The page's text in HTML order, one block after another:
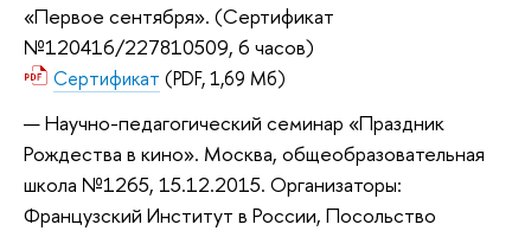
«Первое сентября». (Сертификат
№120416/227810509, 6 часов)
Сертификат (PDF, 1,69 Мб)
Научно-педагогический семинар «Праздник
Рождества в кино». Москва, общеобразовательная
школа №1265, 15.12.2015. Организаторы:
Французский Институт в России, Посольство